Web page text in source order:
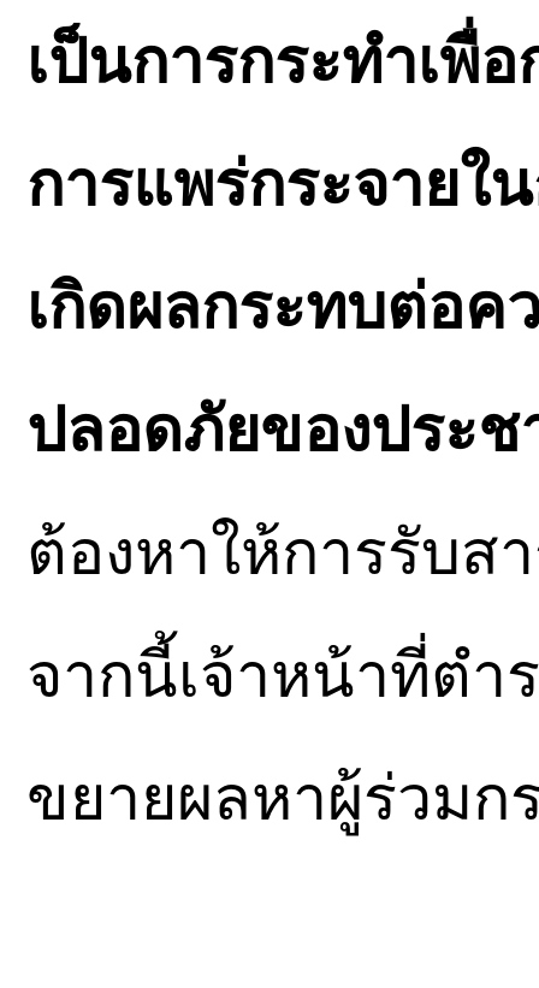
เป็นการกระทำเพื่
การแพร่กระจายใ
เกิดผลกระทบต่อค
ปลอดภัยของประช
ต้องหาให้การรับส
จากนี้เจ้าหน้าที่ตำ
ขยายผลหาผู้ร่วมก